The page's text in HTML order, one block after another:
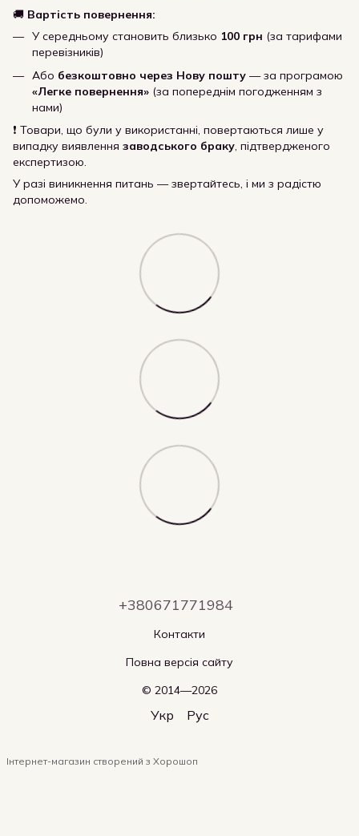
🚚 Вартість повернення:
У середньому становить близько 100 грн (за тарифами
перевізників)
Або безкоштовно через Нову пошту — за програмою
«Легке повернення» (за попереднім погодженням з
нами)
❗ Товари, що були у використанні, повертаються лише у
випадку виявлення заводського браку, підтвердженого
експертизою.
У разі виникнення питань — звертайтесь, і ми з радістю
допоможемо.
+380671771984
Контакти
Повна версія сайту
© 2014—2026
Укр Рус
Інтернет-магазин створений з Хорошоп